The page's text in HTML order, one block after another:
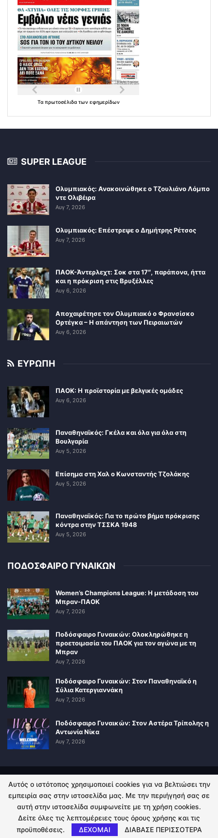
Τα πρωτοσέλιδα των εφημερίδων
SUPER LEAGUE
Ολυμπιακός: Ανακοινώθηκε ο Τζουλιάνο Λόμπο
ντε Ολιβέιρα
Αυγ 7, 2026
Ολυμπιακός: Επέστρεψε ο Δημήτρης Ρέτσος
Αυγ 7, 2026
ΠΑΟΚ-Άντερλεχτ: Σοκ στα 17″, παράπονα, ήττα
και η πρόκριση στις Βρυξέλλες
Αυγ 6, 2026
Αποχαιρέτησε τον Ολυμπιακό ο Φρανσίσκο
Ορτέγκα – Η απάντηση των Πειραιωτών
Αυγ 6, 2026
ΕΥΡΩΠΗ
ΠΑΟΚ: Η προϊστορία με βελγικές ομάδες
Αυγ 6, 2026
Παναθηναϊκός: Γκέλα και όλα για όλα στη
Βουλγαρία
Αυγ 5, 2026
Επίσημα στη Χαλ ο Κωνσταντής Τζολάκης
Αυγ 5, 2026
Παναθηναϊκός: Για το πρώτο βήμα πρόκρισης
κόντρα στην ΤΣΣΚΑ 1948
Αυγ 5, 2026
ΠΟΔΟΣΦΑΙΡΟ ΓΥΝΑΙΚΩΝ
Women’s Champions League: Η μετάδοση του
Μπραν-ΠΑΟΚ
Αυγ 7, 2026
Ποδόσφαιρο Γυναικών: Ολοκληρώθηκε η
προετοιμασία του ΠΑΟΚ για τον αγώνα με τη
Μπραν
Αυγ 7, 2026
Ποδόσφαιρο Γυναικών: Στον Παναθηναϊκό η
Σύλια Κατεργιαννάκη
Αυγ 7, 2026
Ποδόσφαιρο Γυναικών: Στον Αστέρα Τρίπολης η
Αντωνία Νίκα
Αυγ 7, 2026
ΠΟΛΙΤΙΚΗ ΑΠΟΡΡΗΤΟΥ ΕΠΙΚΟΙΝΩΝΙΑ
© 2026 - Kingsport.gr. All Rights Reserved.
Αυτός ο ιστότοπος χρησιμοποιεί cookies για να βελτιώσει την
εμπειρία σας στην ιστοσελίδα μας. Με την περιήγησή σας σε
αυτή στην ιστοσελίδα συμφωνείτε με τη χρήση cookies.
Δείτε όλες τις λεπτομέρειες τους όρους χρήσης και τις
προϋποθέσεις.
ΔΕΧΟΜΑΙ ΔΙΑΒΑΣΕ ΠΕΡΙΣΣΟΤΕΡΑ